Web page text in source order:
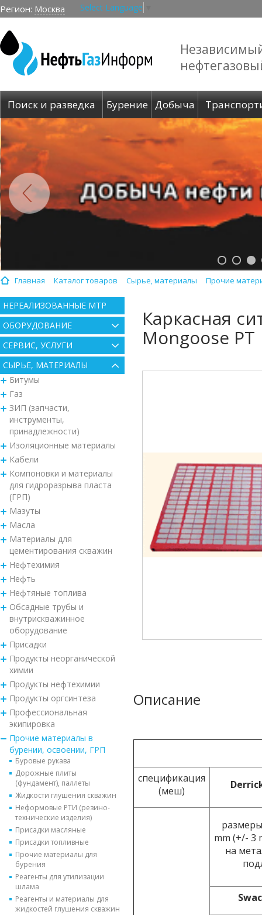
Регион: Москва Select Language
Поиск и разведка Бурение Добыча
Главная Каталог товаров Сырье, материалы Прочие
НЕРЕАЛИЗОВАННЫЕ МТР
ОБОРУДОВАНИЕ
СЕРВИС, УСЛУГИ
СЫРЬЕ, МАТЕРИАЛЫ
Битумы
Газ
ЗИП (запчасти,
инструменты,
принадлежности)
Изоляционные материалы
Кабели
Компоновки и материалы
для гидроразрыва пласта
(ГРП)
Мазуты
Масла
Материалы для
цементирования скважин
Нефтехимия
Нефть
Нефтяные топлива
Обсадные трубы и
внутрискважинное
оборудование
Присадки
Продукты неорганической
химии
Продукты нефтехимии
Продукты оргсинтеза
Профессиональная
экипировка
Прочие материалы в
бурении, освоении, ГРП
Буровые рукава
Дорожные плиты
(фундамент), паллеты
Жидкости глушения скважин
Неформовые РТИ (резино-
технические изделия)
Присадки масляные
Присадки топливные
Прочие материалы для
бурения
Реагенты для утилизации
шлама
Реагенты и материалы для
жидкостей глушения скважин
Каркасная
Mongoose PT
Описание
спецификация
(меш)
mm (+/- 3
на